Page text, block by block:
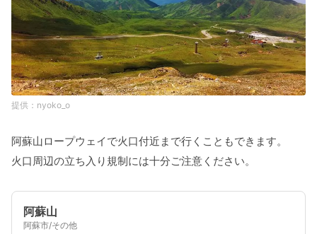
nyoko_o
阿蘇山ロープウェイで火口付近まで行くこともできます。
火口周辺の立ち入り規制には十分ご注意ください。
阿蘇山
阿蘇市/その他